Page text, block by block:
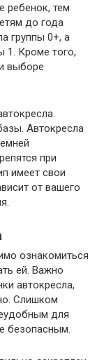
ребенок, тем
до года
группы 0+, а
1. Кроме того,
выборе
Автокресла
при
имеет свои
от вашего
ознакомиться
ей. Важно
автокресла,
Слишком
для
безопасным.